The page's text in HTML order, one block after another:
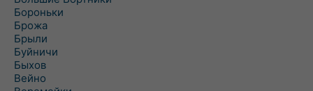
Бороньки
Брожа
Брыли
Буйничи
Быхов
Вейно